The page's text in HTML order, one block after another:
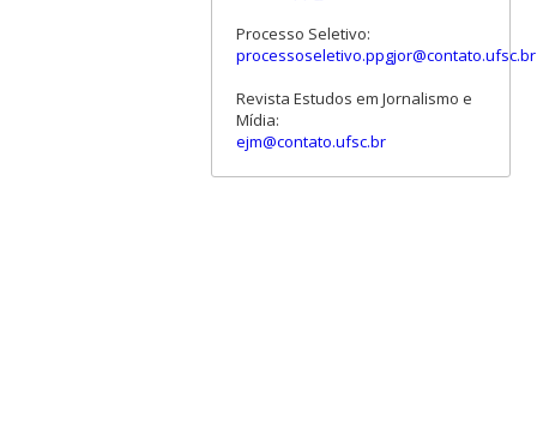
Processo Seletivo:
processoseletivo.ppgjor@contato.ufsc.br
Revista Estudos em Jornalismo e
Mídia:
ejm@contato.ufsc.br